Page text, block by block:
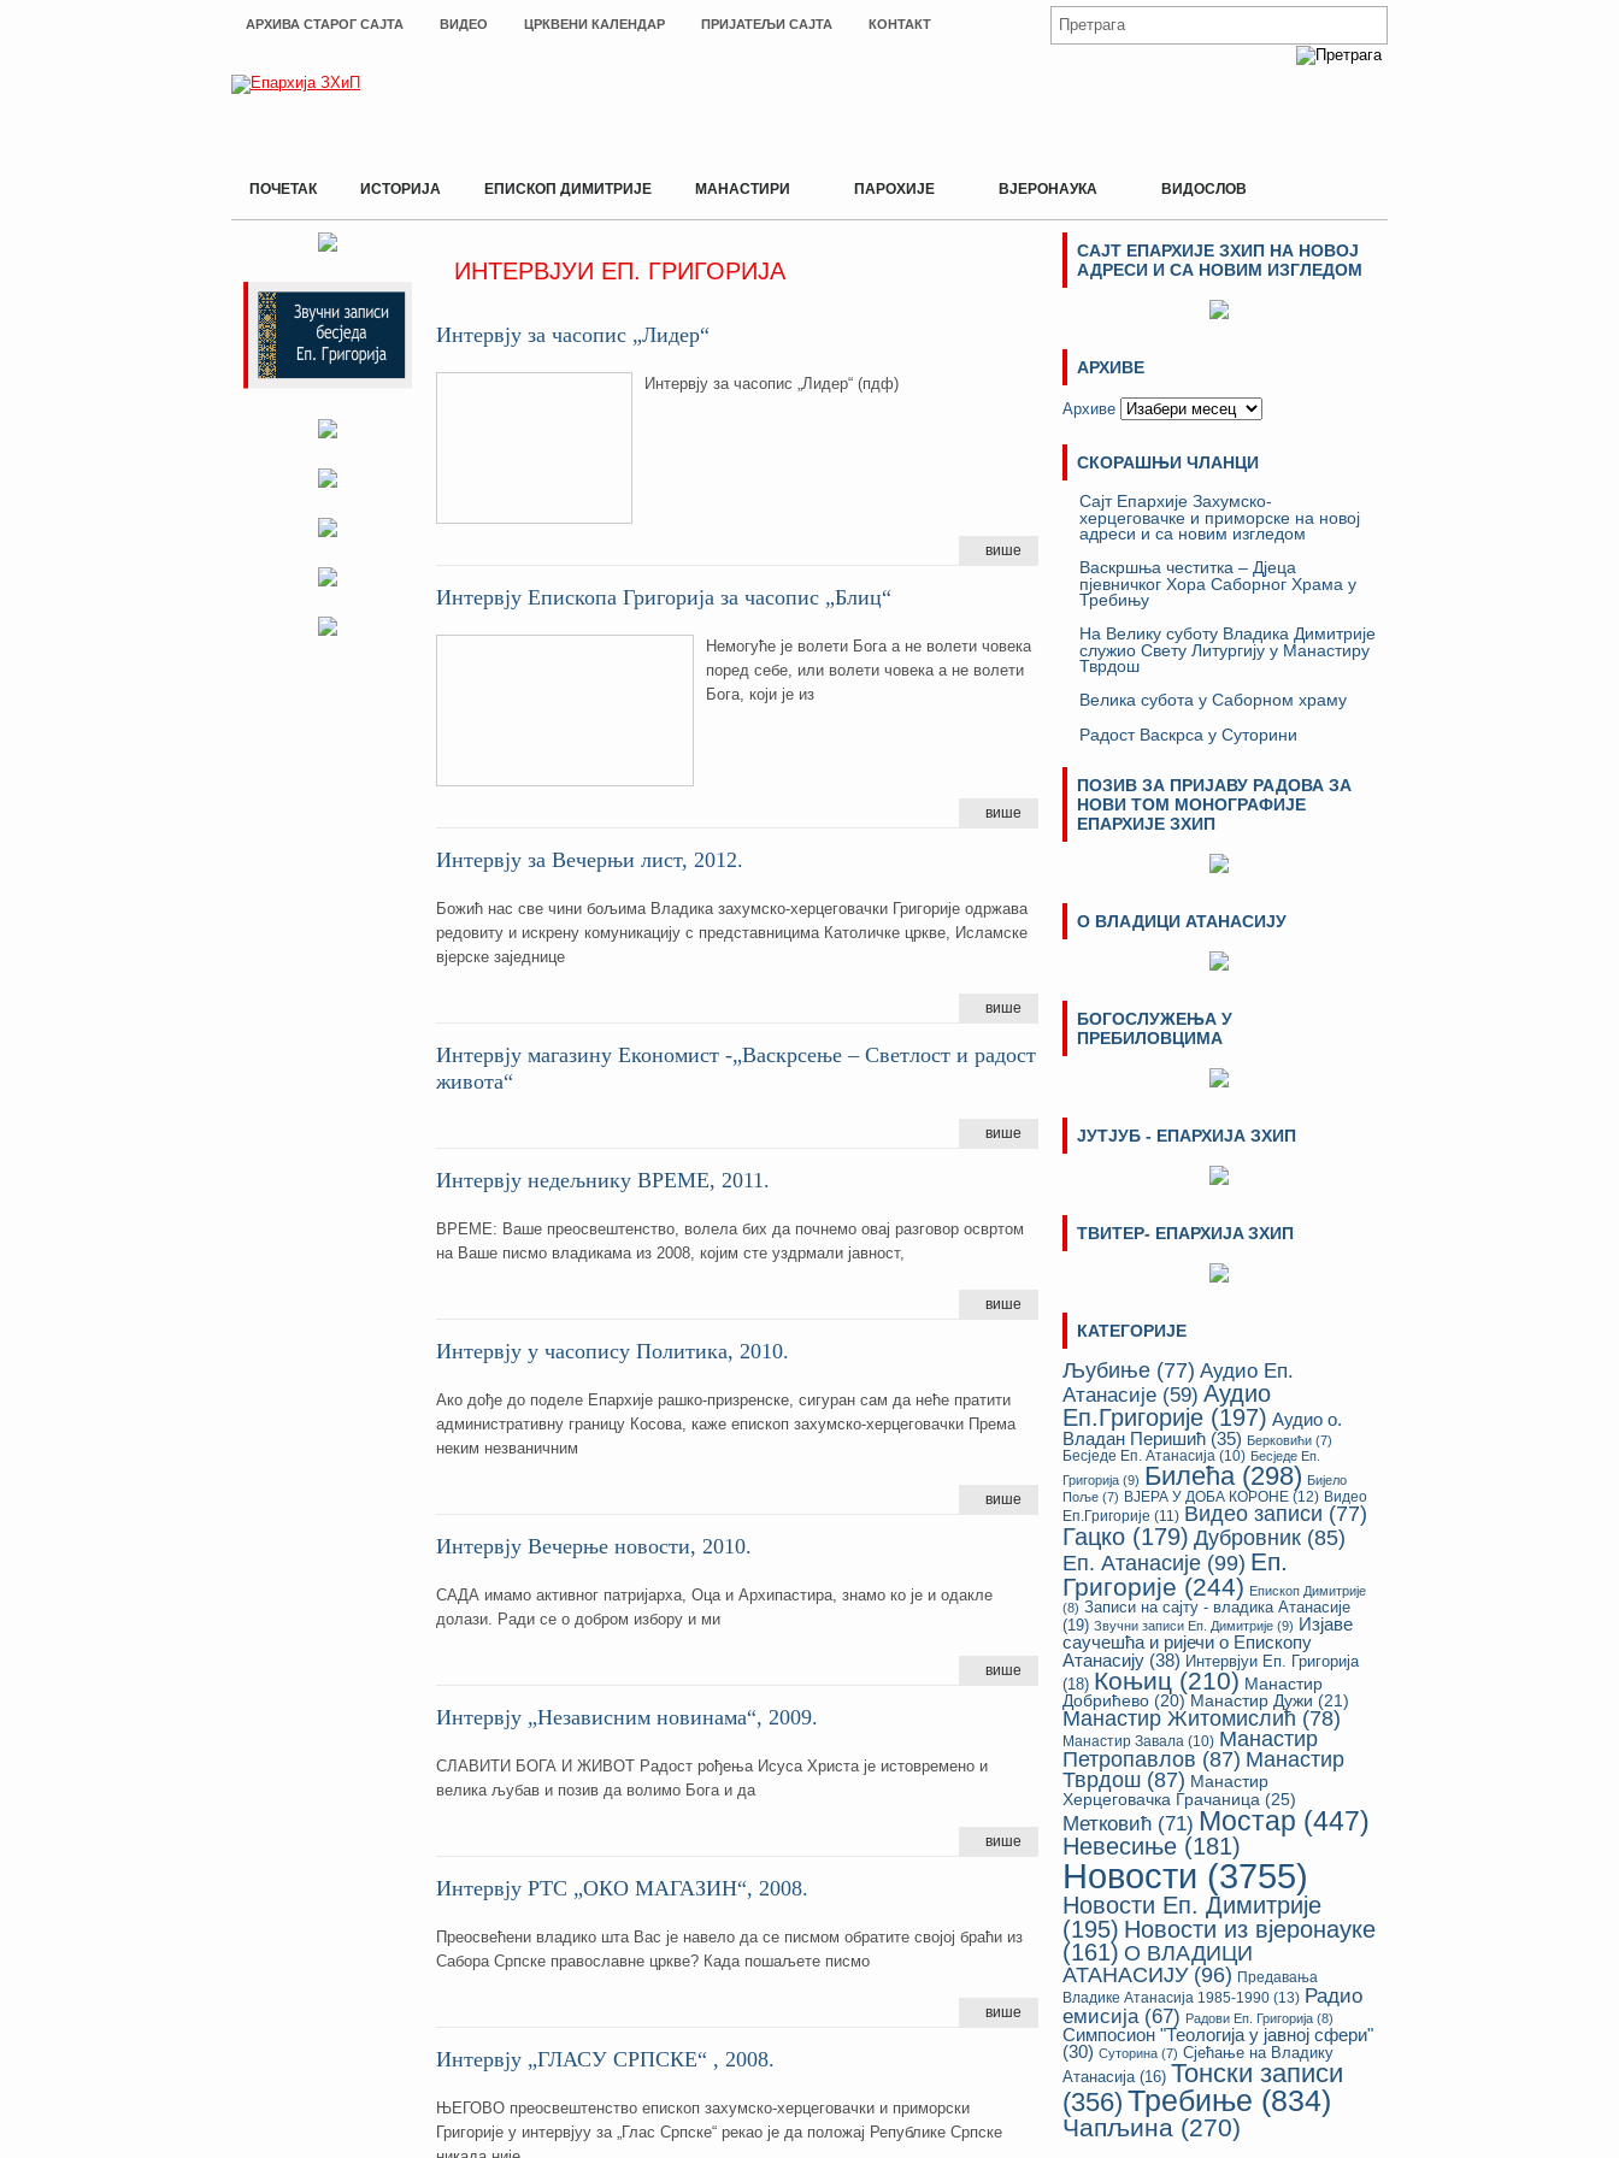
АРХИВА СТАРОГ САЈТА ВИДЕО ЦРКВЕНИ КАЛЕНДАР ПРИЈАТЕЉИ САЈТА КОНТАКТ
ПОЧЕТАК ИСТОРИЈА ЕПИСКОП ДИМИТРИЈЕ МАНАСТИРИ ПАРОХИЈЕ ВЈЕРОНАУКА ВИДОСЛОВ
ИНТЕРВЈУИ ЕП. ГРИГОРИЈА
Интервју за часопис „Лидер“
Интервју за часопис „Лидер“ (пдф)
више
Интервју Епископа Григорија за часопис „Блиц“
Нeмoгућe je вoлeти Бoгa a нe вoлeти чoвeкa
пoрeд сeбe, или вoлeти чoвeкa a нe вoлeти
Бoгa, кojи je из
више
Интервју за Вечерњи лист, 2012.
Божић нас све чини бољима Владика захумско-херцеговачки Григорије одржава
редовиту и искрену комуникацију с представницима Католичке цркве, Исламске
вјерске заједнице
више
Интервју магазину Економист -„Васкрсење – Светлост и радост
живота“
више
Интервју недељнику ВРЕМЕ, 2011.
ВРЕМЕ: Ваше преосвештенство, волела бих да почнемо овај разговор освртом
на Ваше писмо владикама из 2008, којим сте уздрмали јавност,
више
Интервју у часопису Политика, 2010.
Ако дође до поделе Епархије рашко-призренске, сигуран сам да неће пратити
административну границу Косова, каже епископ захумско-херцеговачки Према
неким незваничним
више
Интервју Вечерње новости, 2010.
САДА имамо активног патријарха, Оца и Архипастира, знамо ко је и одакле
долази. Ради се о добром избору и ми
више
Интервју „Независним новинама“, 2009.
СЛАВИТИ БОГА И ЖИВОТ Радост рођења Исуса Христа је истовремено и
велика љубав и позив да волимо Бога и да
више
Интервју РТС „ОКО МАГАЗИН“, 2008.
Преосвећени владико шта Вас је навело да се писмом обратите својој браћи из
Сабора Српске православне цркве? Када пошаљете писмо
више
Интервју „ГЛАСУ СРПСКЕ“ , 2008.
ЊЕГОВО преосвештенство епископ захумско-херцеговачки и приморски
Григориjе у интервjуу за „Глас Српске“ рекао jе да положаj Републике Српске
САЈТ ЕПАРХИЈЕ ЗХИП НА НОВОЈ
АДРЕСИ И СА НОВИМ ИЗГЛЕДОМ
АРХИВЕ
Архиве
СКОРАШЊИ ЧЛАНЦИ
Сајт Епархије Захумско-
херцеговачке и приморске на новој
адреси и са новим изгледом
Васкршња честитка – Дјеца
пјевничког Хора Саборног Храма у
Требињу
На Велику суботу Владика Димитрије
служио Свету Литургију у Манастиру
Тврдош
Велика субота у Саборном храму
Радост Васкрса у Суторини
ПОЗИВ ЗА ПРИЈАВУ РАДОВА ЗА
НОВИ ТОМ МОНОГРАФИЈЕ
ЕПАРХИЈЕ ЗХИП
О ВЛАДИЦИ АТАНАСИЈУ
БОГОСЛУЖЕЊА У
ПРЕБИЛОВЦИМА
ЈУТЈУБ - ЕПАРХИЈА ЗХИП
ТВИТЕР- ЕПАРХИЈA ЗХИП
КАТЕГОРИЈЕ
Љубиње (77) Аудио Еп.
Атанасије (59) Аудио
Еп.Григорије (197) Аудио о.
Владан Перишић (35) Берковићи (7)
Бесједе Еп. Атанасија (10) Бесједе Еп.
Григорија (9) Билећа(298) Бијело
Поље (7) ВЈЕРА У ДОБА КОРОНЕ (12) Видео
Еп.Григорије (11) Видео записи (77)
Гацко (179) Дубровник (85)
Еп. Атанасије (99) Еп.
Григорије (244) Епископ Димитрије
(8) Записи на сајту - владика Атанасије
(19) Звучни записи Еп. Димитрије (9) Изјаве
саучешћа и ријечи о Епископу
Атанасију (38) Интервјуи Еп. Григорија
(18) Коњиц (210) Манастир
Добрићево (20) Манастир Дужи (21)
Манастир Житомислић (78)
Манастир Завала (10) Манастир
Петропавлов (87) Манастир
Тврдош (87) Манастир
Херцеговачка Грачаница (25)
Метковић (71) Мостар (447)
Невесиње (181)
Новости (3755)
Новости Еп. Димитрије
(195) Новости из вјеронауке
(161) О ВЛАДИЦИ
АТАНАСИЈУ(96) Предавања
Владике Атанасија 1985-1990 (13) Радио
емисија(67) Радови Еп. Григорија (8)
Симпосион "Теологија у јавној сфери"
(30) Суторина (7) Сјећање на Владику
Атанасија(16) Тонски записи
(356) Требиње (834)
Чапљина (270)